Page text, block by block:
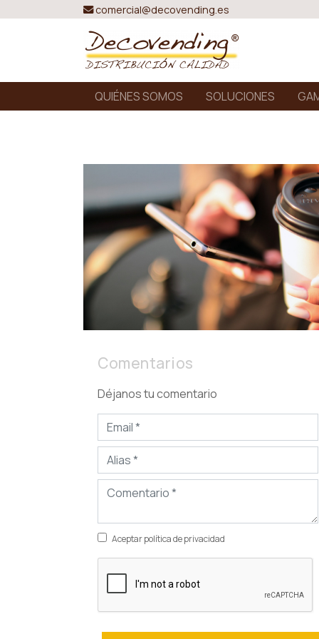
comercial@decovending.es
QUIÉNES SOMOS SOLUCIONES
Comentarios
Déjanos tu comentario
Aceptar política de privacidad